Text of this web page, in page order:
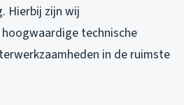
Hierbij zijn wij
technische
in de ruimste